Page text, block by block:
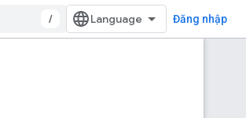
/ Đăng nhập